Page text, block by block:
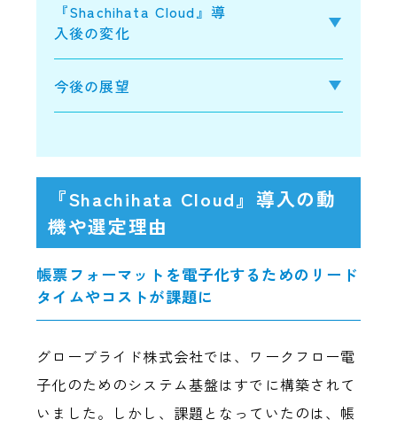
『Shachihata Cloud』導
入後の変化
今後の展望
『Shachihata Cloud』導入の動
機や選定理由
帳票フォーマットを電子化するためのリード
タイムやコストが課題に
グローブライド株式会社では、ワークフロー電
子化のためのシステム基盤はすでに構築されて
いました。しかし、課題となっていたのは、帳